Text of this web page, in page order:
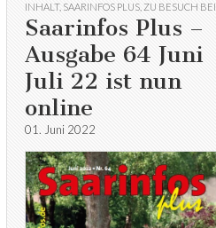
INHALT, SAARINFOS PLUS ZU BESUCH BEI
Saarinfos Plus –
Ausgabe 64 Juni
Juli 22 ist nun
online
01. Juni 2022